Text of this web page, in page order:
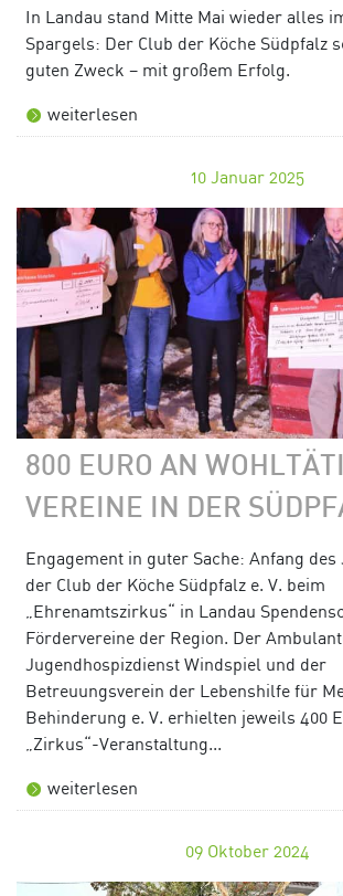
In Landau stand Mitte Mai wieder alles
Spargels: Der Club der Köche Südpfalz
guten Zweck – mit großem Erfolg.
weiterlesen
10 Januar 2025
800 EURO AN
VEREINE IN DER
Engagement in guter Sache: Anfang
der Club der Köche Südpfalz e. V. beim
„Ehrenamtszirkus“ in Landau
Fördervereine der Region. Der
Jugendhospizdienst Windspiel und der
Betreuungsverein der Lebenshilfe für
Behinderung e. V. erhielten jeweils 400
„Zirkus“-Veranstaltung...
weiterlesen
09 Oktober 2024